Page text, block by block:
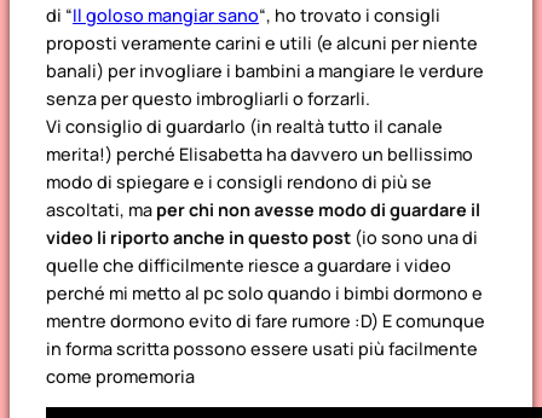
di “Il goloso mangiar sano“, ho trovato i consigli
proposti veramente carini e utili (e alcuni per niente
banali) per invogliare i bambini a mangiare le verdure
senza per questo imbrogliarli o forzarli.
Vi consiglio di guardarlo (in realtà tutto il canale
merita!) perché Elisabetta ha davvero un bellissimo
modo di spiegare e i consigli rendono di più se
ascoltati, ma per chi non avesse modo di guardare il
video li riporto anche in questo post (io sono una di
quelle che difficilmente riesce a guardare i video
perché mi metto al pc solo quando i bimbi dormono e
mentre dormono evito di fare rumore :D) E comunque
in forma scritta possono essere usati più facilmente
come promemoria